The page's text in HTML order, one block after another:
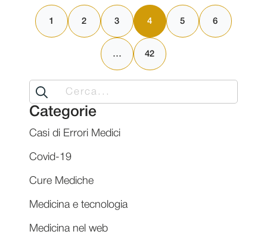
1 2 3 4 5 6
… 42
Search
for:
Categorie
Casi di Errori Medici
Covid-19
Cure Mediche
Medicina e tecnologia
Medicina nel web